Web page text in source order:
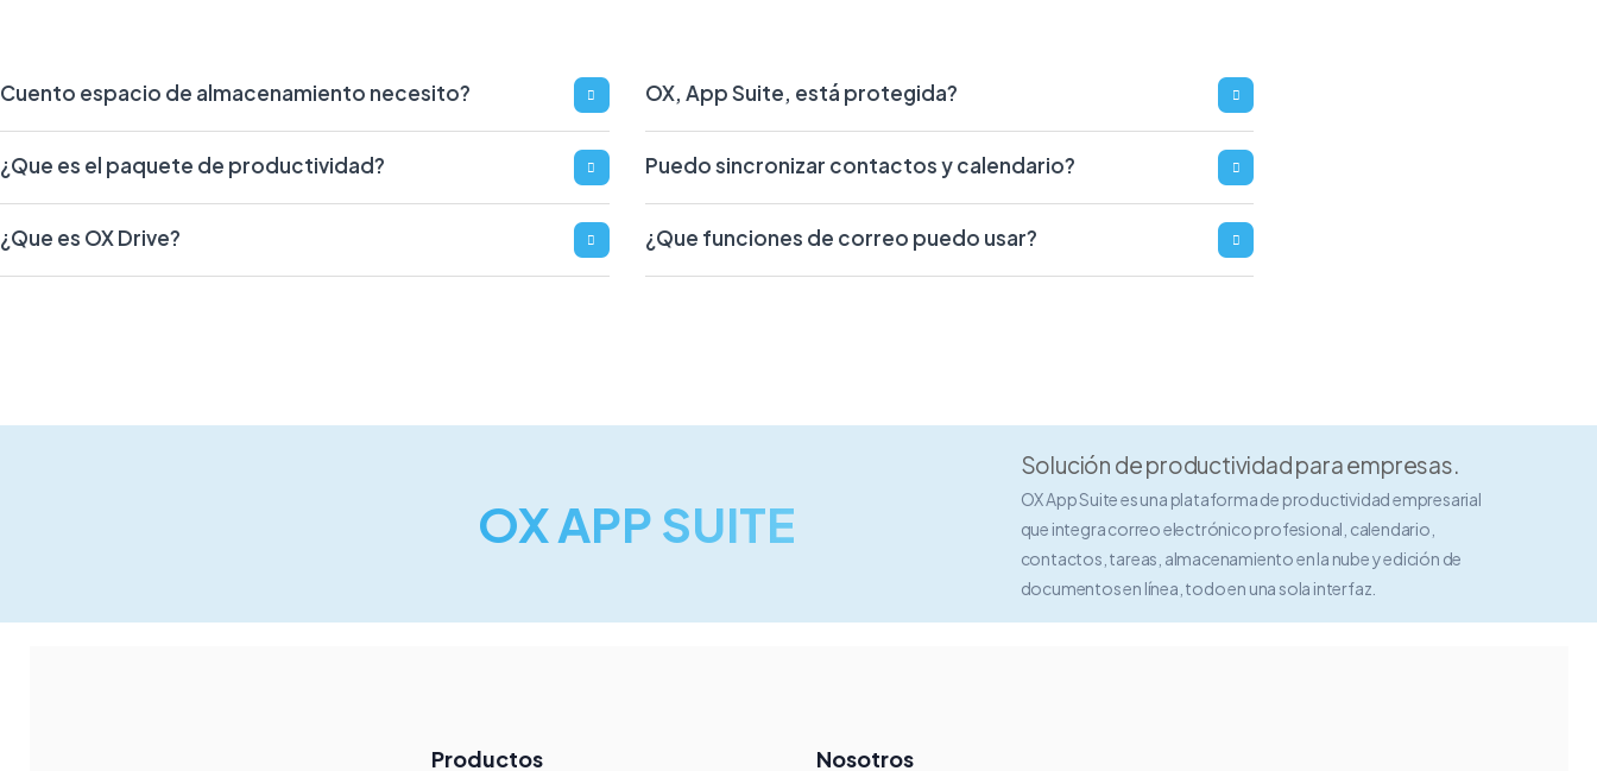
Cuento espacio de almacenamiento necesito?
¿Que es el paquete de productividad?
¿Que es OX Drive?
OX, App Suite, está protegida?
Puedo sincronizar contactos y calendario?
¿Que funciones de correo puedo usar?
OX APP SUITE
Solución de productividad para empresas.
OX App Suite es una plataforma de productividad empresarial
que integra correo electrónico profesional, calendario,
contactos, tareas, almacenamiento en la nube y edición de
documentos en línea, todo en una sola interfaz.
Productos Nosotros